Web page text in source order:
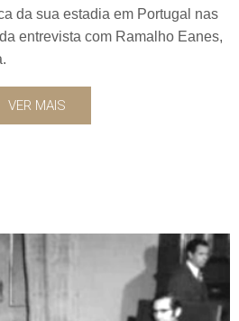
da sua estadia em Portugal nas
entrevista com Ramalho Eanes,
VER MAIS